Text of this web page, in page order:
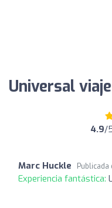
Universal
4.9/
Marc Huckle Publicada
Experiencia fantástica: